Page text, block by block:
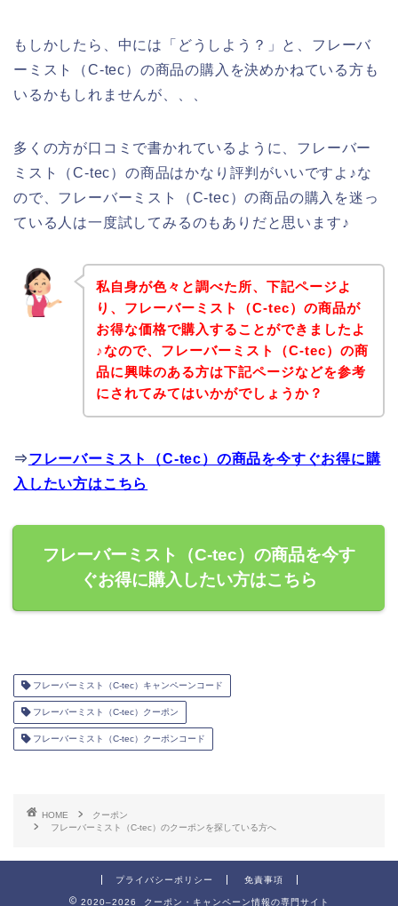
もしかしたら、中には「どうしよう？」と、フレーバ
ーミスト（C-tec）の商品の購入を決めかねている方も
いるかもしれませんが、、、
多くの方が口コミで書かれているように、フレーバー
ミスト（C-tec）の商品はかなり評判がいいですよ♪な
ので、フレーバーミスト（C-tec）の商品の購入を迷っ
ている人は一度試してみるのもありだと思います♪
私自身が色々と調べた所、下記ページよ
り、フレーバーミスト（C-tec）の商品が
お得な価格で購入することができましたよ
♪なので、フレーバーミスト（C-tec）の商
品に興味のある方は下記ページなどを参考
にされてみてはいかがでしょうか？
⇒フレーバーミスト（C-tec）の商品を今すぐお得に購
入したい方はこちら
フレーバーミスト（C-tec）の商品を今す
ぐお得に購入したい方はこちら
フレーバーミスト（C-tec）キャンペーンコード
フレーバーミスト（C-tec）クーポン
フレーバーミスト（C-tec）クーポンコード
HOME
クーポン
フレーバーミスト（C-tec）のクーポンを探している方へ
プライバシーポリシー 免責事項
2020–2026 クーポン・キャンペーン情報の専門サイト